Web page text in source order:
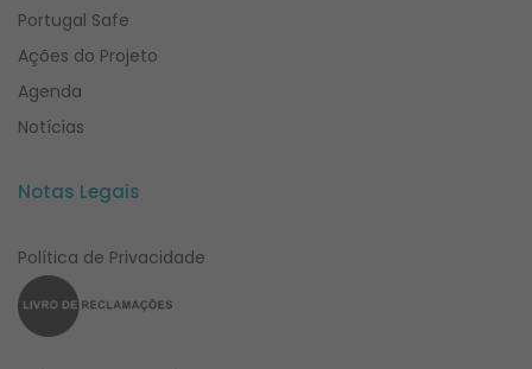
Portugal Safe
Ações do Projeto
Agenda
Notícias
Notas Legais
Política de Privacidade